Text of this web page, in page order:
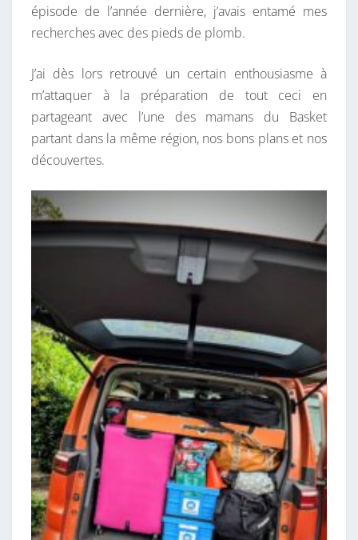
épisode de l’année dernière, j’avais entamé mes
recherches avec des pieds de plomb.
J’ai dès lors retrouvé un certain enthousiasme à
m’attaquer à la préparation de tout ceci en
partageant avec l’une des mamans du Basket
partant dans la même région, nos bons plans et nos
découvertes.